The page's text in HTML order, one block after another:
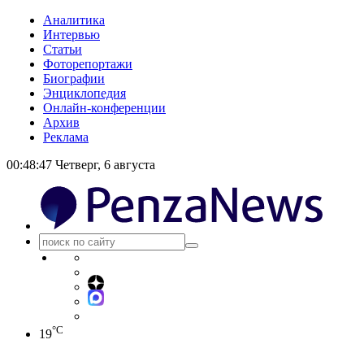
Аналитика
Интервью
Статьи
Фоторепортажи
Биографии
Энциклопедия
Онлайн-конференции
Архив
Реклама
00:48:47 Четверг, 6 августа
19°C